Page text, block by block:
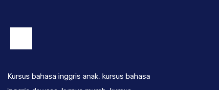
Kursus bahasa inggris anak, kursus bahasa